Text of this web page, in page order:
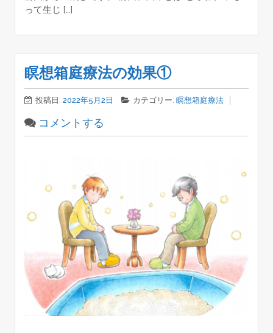
って生じ […]
瞑想箱庭療法の効果①
投稿日: 2022年5月2日 カテゴリー: 瞑想箱庭療法
コメントする